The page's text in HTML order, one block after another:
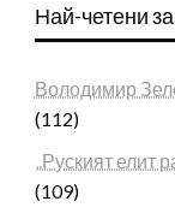
Най-четени
Володимир
(112)
„Руският елит
(109)